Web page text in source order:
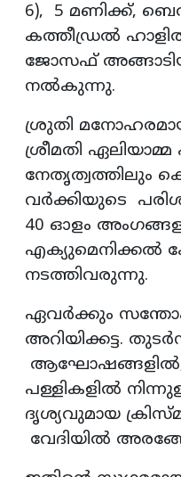
6), 5 മണിക്ക്,
കത്തീഡ്രൽ
ജോസഫ്
നൽകുന്നു.
ശ്രുതി
ശ്രീമതി
നേതൃത്വത്തിലും
വർക്കിയുടെ
40 ഓളം
എക്യുമെനിക്കൽ
നടത്തിവരുന്നു.
ഏവർക്കും
അറിയിക്കട്ട.
ആഘോഷങ്ങളിൽ,
പള്ളികളിൽ
ദൃശ്യവുമായ
വേദിയിൽ